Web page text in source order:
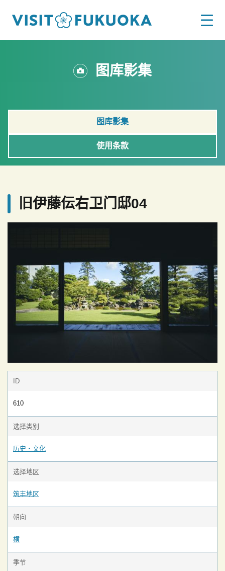
图库影集
图库影集
使用条款
旧伊藤伝右卫门邸04
ID
610
选择类别
历史・文化
选择地区
筑丰地区
朝向
横
季节